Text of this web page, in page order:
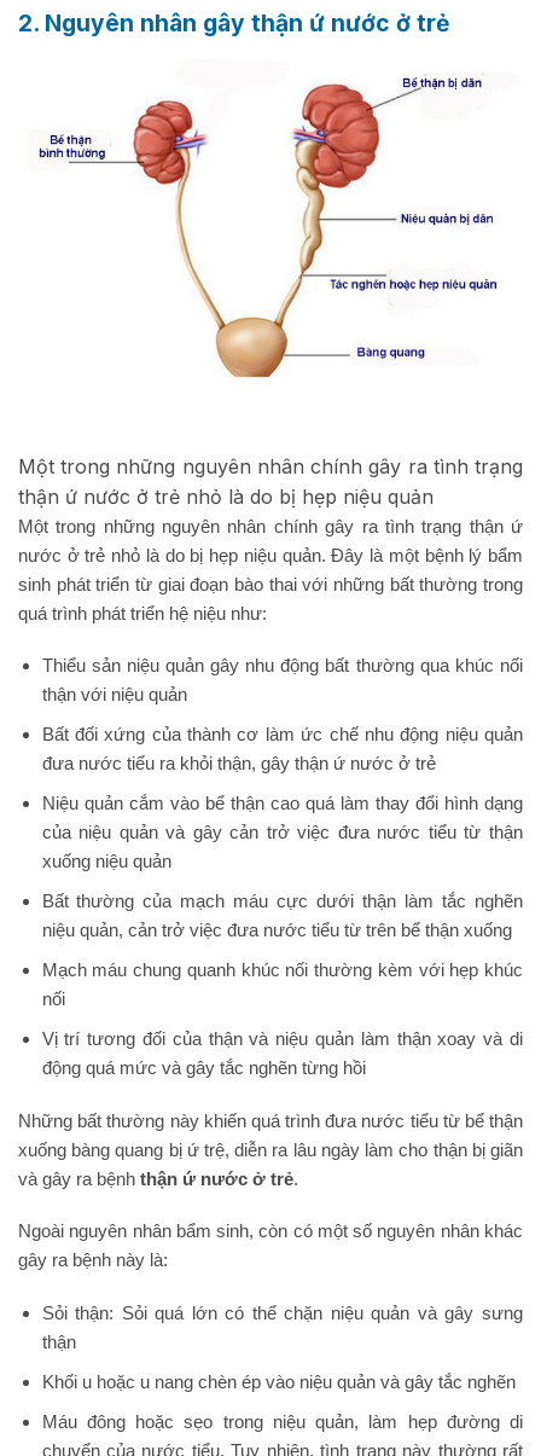
2. Nguyên nhân gây thận ứ nước ở trẻ
Một trong những nguyên nhân chính gây ra tình trạng
thận ứ nước ở trẻ nhỏ là do bị hẹp niệu quản
Một trong những nguyên nhân chính gây ra tình trạng thận ứ
nước ở trẻ nhỏ là do bị hẹp niệu quản. Đây là một bệnh lý bẩm
sinh phát triển từ giai đoạn bào thai với những bất thường trong
quá trình phát triển hệ niệu như:
Thiểu sản niệu quản gây nhu động bất thường qua khúc nối
thận với niệu quản
Bất đối xứng của thành cơ làm ức chế nhu động niệu quản
đưa nước tiểu ra khỏi thận, gây thận ứ nước ở trẻ
Niệu quản cắm vào bể thận cao quá làm thay đổi hình dạng
của niệu quản và gây cản trở việc đưa nước tiểu từ thận
xuống niệu quản
Bất thường của mạch máu cực dưới thận làm tắc nghẽn
niệu quản, cản trở việc đưa nước tiểu từ trên bể thận xuống
Mạch máu chung quanh khúc nối thường kèm với hẹp khúc
nối
Vị trí tương đối của thận và niệu quản làm thận xoay và di
động quá mức và gây tắc nghẽn từng hồi
Những bất thường này khiến quá trình đưa nước tiểu từ bể thận
xuống bàng quang bị ứ trệ, diễn ra lâu ngày làm cho thận bị giãn
và gây ra bệnh thận ứ nước ở trẻ.
Ngoài nguyên nhân bẩm sinh, còn có một số nguyên nhân khác
gây ra bệnh này là:
Sỏi thận: Sỏi quá lớn có thể chặn niệu quản và gây sưng
thận
Khối u hoặc u nang chèn ép vào niệu quản và gây tắc nghẽn
Máu đông hoặc sẹo trong niệu quản, làm hẹp đường di
chuyển của nước tiểu. Tuy nhiên, tình trạng này thường rất